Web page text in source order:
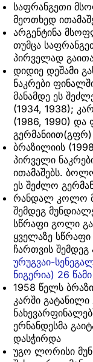
საფრანგეთი
მეოთხედ
არგენტინა
თუმცა
პირველად
დიდიე დეშამი
ნაკრები
მანამდე ეს
(1934, 1938);
(1986, 1990) და
ბრაზილიის
პირველი
ითამაშებს.
ეს შეძლო
რანდალ კოლო
შემდეგ
სწრაფი გოლი
ყველაზე
ჩართვის შემდეგ
ურუგვაი-
ნიგერია) 26 წამი
1958 წელს
კარში
ერნანდესმა
დასჭირდა
უგო ლორისი